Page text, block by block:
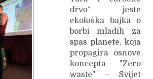
drvo“ jeste
ekološka bajka o
borbi mladih za
spas planete, koja
propagira osnove
koncepta "Zero
waste" – Svijet